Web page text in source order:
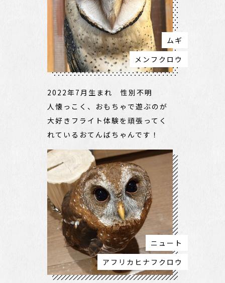
ムギ
メンフクロウ
2022年7月生まれ 性別不明
人懐っこく、おもちゃで遊ぶのが
大好きフライト体験を頑張ってく
れているおてんばちゃんです！
ニュート
アフリカヒナフクロウ